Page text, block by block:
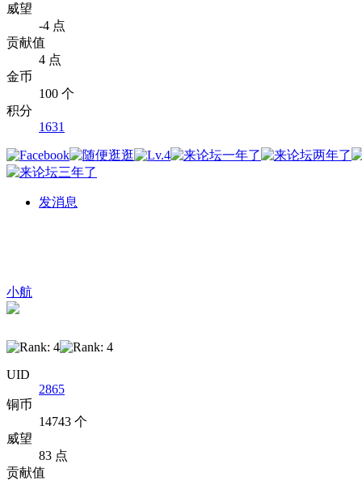
威望
-4 点
贡献值
4 点
金币
100 个
积分
1631
发消息
小航
UID
2865
铜币
14743 个
威望
83 点
贡献值